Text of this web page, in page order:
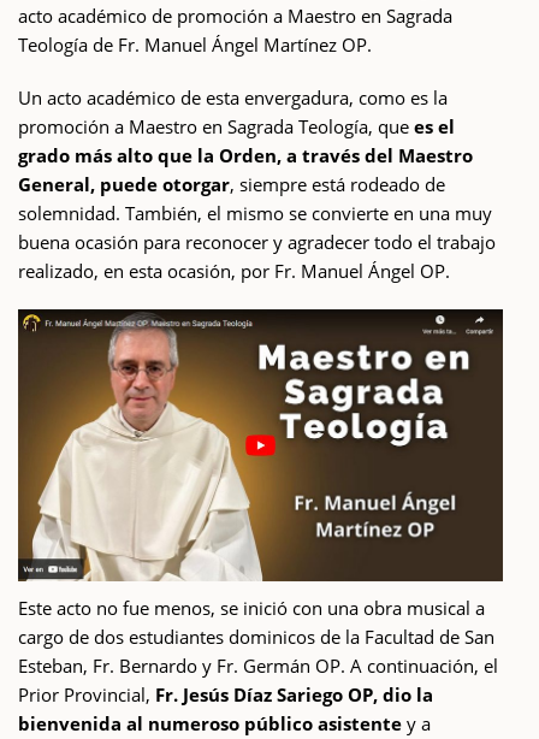
acto académico de promoción a Maestro en Sagrada
Teología de Fr. Manuel Ángel Martínez OP.
Un acto académico de esta envergadura, como es la
promoción a Maestro en Sagrada Teología, que es el
grado más alto que la Orden, a través del Maestro
General, puede otorgar, siempre está rodeado de
solemnidad. También, el mismo se convierte en una muy
buena ocasión para reconocer y agradecer todo el trabajo
realizado, en esta ocasión, por Fr. Manuel Ángel OP.
Este acto no fue menos, se inició con una obra musical a
cargo de dos estudiantes dominicos de la Facultad de San
Esteban, Fr. Bernardo y Fr. Germán OP. A continuación, el
Prior Provincial, Fr. Jesús Díaz Sariego OP, dio la
bienvenida al numeroso público asistente y a